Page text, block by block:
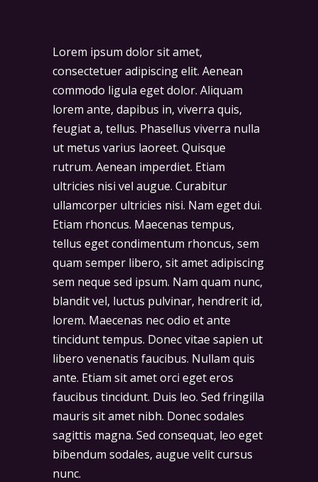
Lorem ipsum dolor sit amet,
consectetuer adipiscing elit. Aenean
commodo ligula eget dolor. Aliquam
lorem ante, dapibus in, viverra quis,
feugiat a, tellus. Phasellus viverra nulla
ut metus varius laoreet. Quisque
rutrum. Aenean imperdiet. Etiam
ultricies nisi vel augue. Curabitur
ullamcorper ultricies nisi. Nam eget dui.
Etiam rhoncus. Maecenas tempus,
tellus eget condimentum rhoncus, sem
quam semper libero, sit amet adipiscing
sem neque sed ipsum. Nam quam nunc,
blandit vel, luctus pulvinar, hendrerit id,
lorem. Maecenas nec odio et ante
tincidunt tempus. Donec vitae sapien ut
libero venenatis faucibus. Nullam quis
ante. Etiam sit amet orci eget eros
faucibus tincidunt. Duis leo. Sed fringilla
mauris sit amet nibh. Donec sodales
sagittis magna. Sed consequat, leo eget
bibendum sodales, augue velit cursus
nunc.